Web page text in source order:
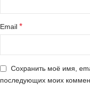
Email *
Сохранить моё имя,
последующих моих